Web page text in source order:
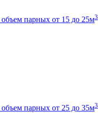
объем парных от 15 до 25м3
объем парных от 25 до 35м3